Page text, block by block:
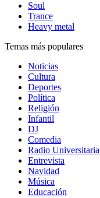
Soul
Trance
Heavy metal
Temas más populares
Noticias
Cultura
Deportes
Política
Religión
Infantil
DJ
Comedia
Radio Universitaria
Entrevista
Navidad
Música
Educación